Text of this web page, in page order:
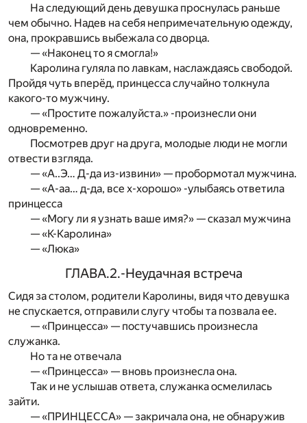
На следующий день девушка проснулась раньше
чем обычно. Надев на себя непримечательную одежду,
она, прокравшись выбежала со дворца.
— «Наконец то я смогла!»
Каролина гуляла по лавкам, наслаждаясь свободой.
Пройдя чуть вперёд, принцесса случайно толкнула
какого-то мужчину.
— «Простите пожалуйста.» -произнесли они
одновременно.
Посмотрев друг на друга, молодые люди не могли
отвести взгляда.
— «А..Э… Д-да из-извини» — пробормотал мужчина.
— «А-аа… д-да, все х-хорошо» -улыбаясь ответила
принцесса
— «Могу ли я узнать ваше имя?» — сказал мужчина
— «К-Каролина»
— «Люка»
ГЛАВА.2.-Неудачная встреча
Сидя за столом, родители Каролины, видя что девушка
не спускается, отправили слугу чтобы та позвала ее.
— «Принцесса» — постучавшись произнесла
служанка.
Но та не отвечала
— «Принцесса» — вновь произнесла она.
Так и не услышав ответа, служанка осмелилась
зайти.
— «ПРИНЦЕССА» — закричала она, не обнаружив